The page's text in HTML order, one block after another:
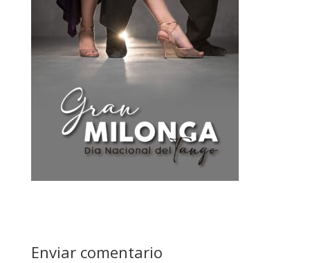
Enviar comentario